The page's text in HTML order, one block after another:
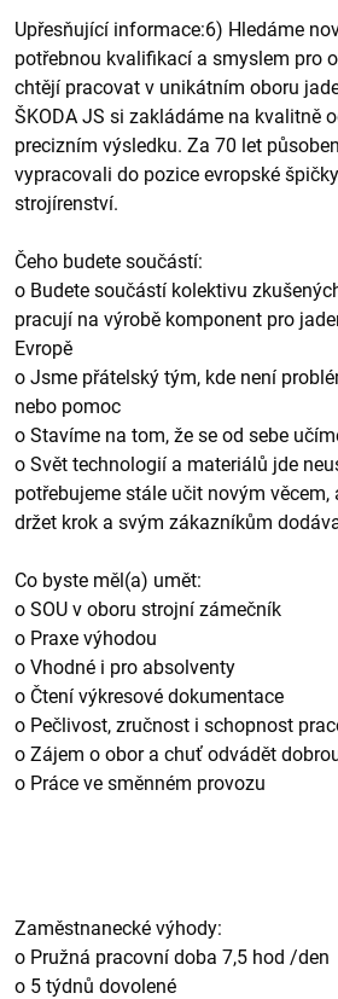
Upřesňující informace:6) Hledáme
potřebnou kvalifikací a smyslem pro
chtějí pracovat v unikátním oboru
ŠKODA JS si zakládáme na kvalitně
precizním výsledku. Za 70 let
vypracovali do pozice evropské
strojírenství.
Čeho budete součástí:
o Budete součástí kolektivu
pracují na výrobě komponent pro
Evropě
o Jsme přátelský tým, kde není
nebo pomoc
o Stavíme na tom, že se od sebe
o Svět technologií a materiálů jde
potřebujeme stále učit novým
držet krok a svým zákazníkům
Co byste měl(a) umět:
o SOU v oboru strojní zámečník
o Praxe výhodou
o Vhodné i pro absolventy
o Čtení výkresové dokumentace
o Pečlivost, zručnost i schopnost
o Zájem o obor a chuť odvádět
o Práce ve směnném provozu
Zaměstnanecké výhody:
o Pružná pracovní doba 7,5 hod /den
o 5 týdnů dovolené